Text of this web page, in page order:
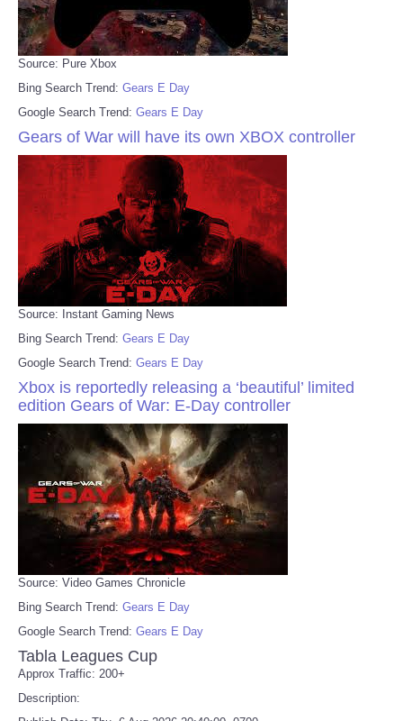
Source: Pure Xbox
Bing Search Trend: Gears E Day
Google Search Trend: Gears E Day
Gears of War will have its own XBOX controller
Source: Instant Gaming News
Bing Search Trend: Gears E Day
Google Search Trend: Gears E Day
Xbox is reportedly releasing a ‘beautiful’ limited
edition Gears of War: E-Day controller
Source: Video Games Chronicle
Bing Search Trend: Gears E Day
Google Search Trend: Gears E Day
Tabla Leagues Cup
Approx Traffic: 200+
Description: